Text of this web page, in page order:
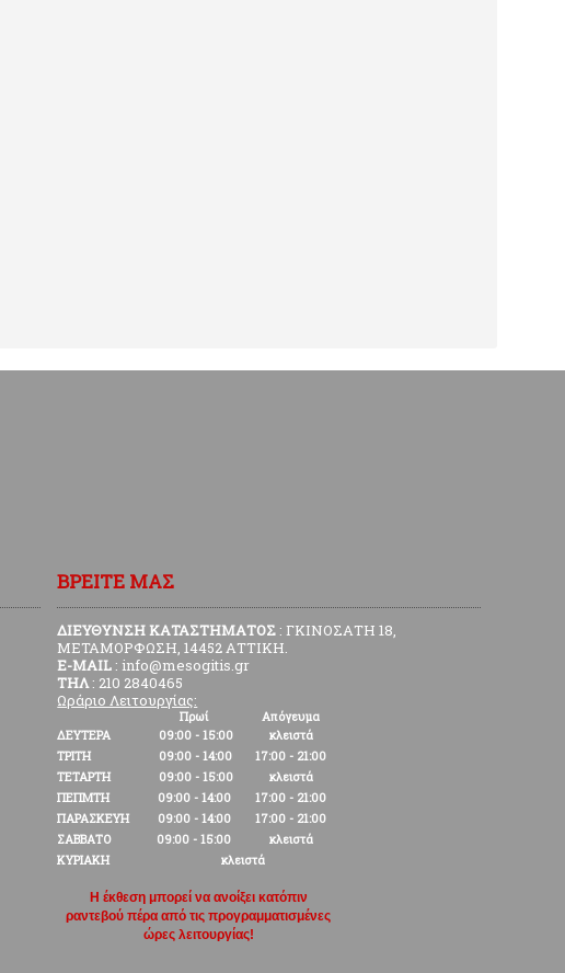
ΒΡΕΙΤΕ ΜΑΣ
ΔΙΕΥΘΥΝΣΗ ΚΑΤΑΣΤΗΜΑΤΟΣ : ΓΚΙΝΟΣΑΤΗ 18,
ΜΕΤΑΜΟΡΦΩΣΗ, 14452 ΑΤΤΙΚΗ.
E-MAIL : info@mesogitis.gr
ΤΗΛ: 210 2840465
Ωράριο Λειτουργίας:
Πρωί
Απόγευμα
ΔΕΥΤΕΡΑ
09:00 - 15:00
κλειστά
ΤΡΙΤΗ
09:00 - 14:00
17:00 - 21:00
ΤΕΤΑΡΤΗ
09:00 - 15:00
κλειστά
ΠΕΠΜΤΗ
09:00 - 14:00
17:00 - 21:00
ΠΑΡΑΣΚΕΥΗ
09:00 - 14:00
17:00 - 21:00
ΣΑΒΒΑΤΟ
09:00 - 15:00
κλειστά
ΚΥΡΙΑΚΗ
κλειστά
Η έκθεση μπορεί να ανοίξει κατόπιν
ραντεβού πέρα από τις προγραμματισμένες
ώρες λειτουργίας!